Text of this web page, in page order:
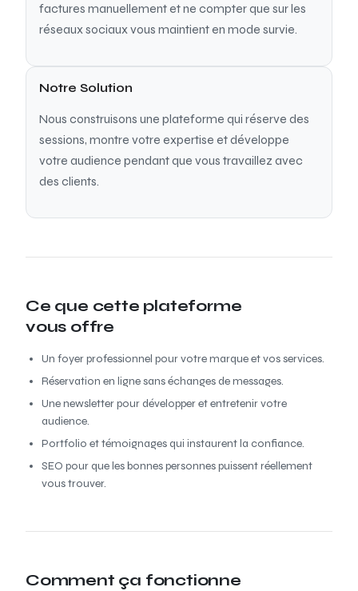
factures manuellement et ne compter que sur les
réseaux sociaux vous maintient en mode survie.
Notre Solution
Nous construisons une plateforme qui réserve des
sessions, montre votre expertise et développe
votre audience pendant que vous travaillez avec
des clients.
Ce que cette plateforme
vous offre
Un foyer professionnel pour votre marque et vos services.
Réservation en ligne sans échanges de messages.
Une newsletter pour développer et entretenir votre
audience.
Portfolio et témoignages qui instaurent la confiance.
SEO pour que les bonnes personnes puissent réellement
vous trouver.
Comment ça fonctionne